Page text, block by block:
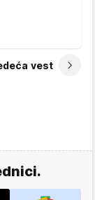
vest